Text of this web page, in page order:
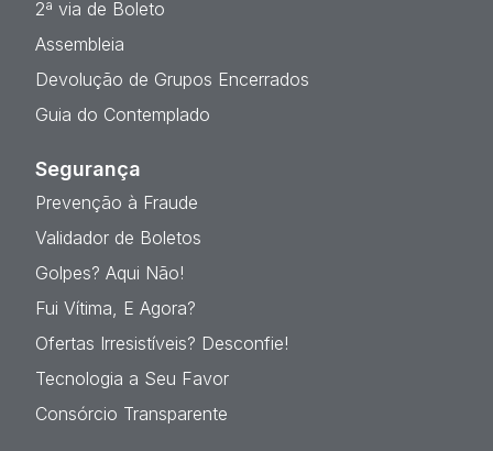
2ª via de Boleto
Assembleia
Devolução de Grupos Encerrados
Guia do Contemplado
Segurança
Prevenção à Fraude
Validador de Boletos
Golpes? Aqui Não!
Fui Vítima, E Agora?
Ofertas Irresistíveis? Desconfie!
Tecnologia a Seu Favor
Consórcio Transparente